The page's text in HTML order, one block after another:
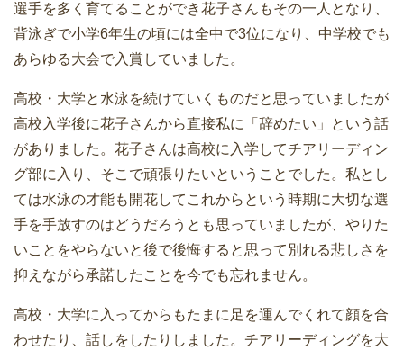
選手を多く育てることができ花子さんもその一人となり、
背泳ぎで小学6年生の頃には全中で3位になり、中学校でも
あらゆる大会で入賞していました。
高校・大学と水泳を続けていくものだと思っていましたが
高校入学後に花子さんから直接私に「辞めたい」という話
がありました。花子さんは高校に入学してチアリーディン
グ部に入り、そこで頑張りたいということでした。私とし
ては水泳の才能も開花してこれからという時期に大切な選
手を手放すのはどうだろうとも思っていましたが、やりた
いことをやらないと後で後悔すると思って別れる悲しさを
抑えながら承諾したことを今でも忘れません。
高校・大学に入ってからもたまに足を運んでくれて顔を合
わせたり、話しをしたりしました。チアリーディングを大